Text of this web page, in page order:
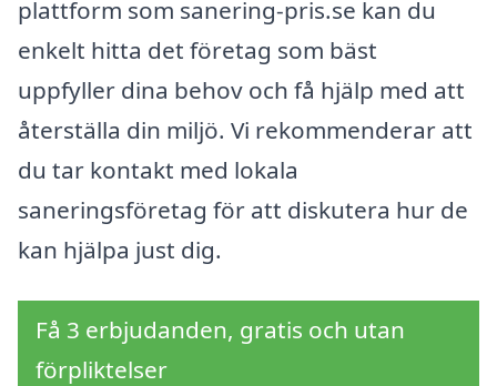
plattform som sanering-pris.se kan du
enkelt hitta det företag som bäst
uppfyller dina behov och få hjälp med att
återställa din miljö. Vi rekommenderar att
du tar kontakt med lokala
saneringsföretag för att diskutera hur de
kan hjälpa just dig.
Få 3 erbjudanden, gratis och utan
förpliktelser